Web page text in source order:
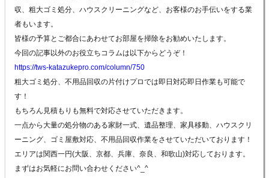
収、粗大ゴミ処分、ハウスクリーニングなど、お客様のお手伝いをする業
者もいます。
皆様の予算とご都合にあわせてお部屋を掃除をお勧めいたします。
今回の記事以外のお役立ちコラムは以下からどうぞ！
https://tws-katazukepro.com/column/750
粗大ゴミ処分、不用品回収の片付けプロでは即日対応即日作業も可能で
す！
もちろん見積もりも無料で対応させていただきます。
一点から大量の処分物のある家財一式、遺品整理、家具移動、ハウスクリ
ーニング、ゴミ屋敷対応、不用品回収作業をさせていただいております！
エリアは関西一円(大阪、京都、兵庫、奈良、和歌山)対応しております。
まずはお気軽にお問い合わせください^_^